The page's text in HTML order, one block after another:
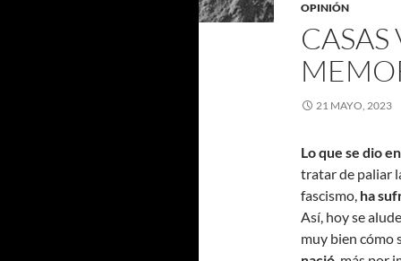
OPINIÓN
CASAS
21 MAYO, 2023
Lo que se dio
tratar de paliar
fascismo, ha
Así, hoy se
muy bien cómo